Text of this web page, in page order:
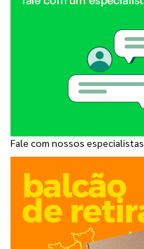
Fale com nossos especialistas